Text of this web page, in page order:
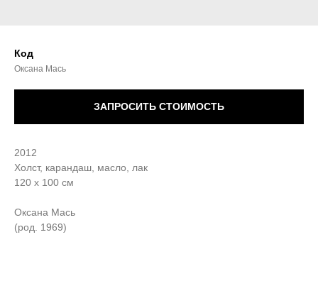
Код
Оксана Мась
ЗАПРОСИТЬ СТОИМОСТЬ
2012
Холст, карандаш, масло, лак
120 х 100 см
Оксана Мась
(род. 1969)